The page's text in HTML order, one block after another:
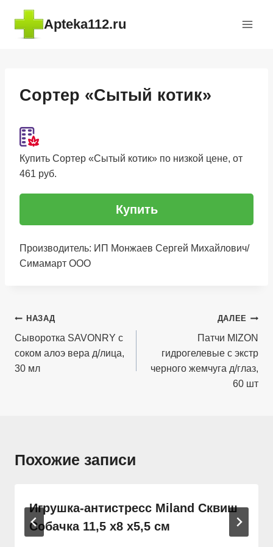
Перейти
содержимому
Apteka112.ru
Сортер «Сытый котик»
Купить Сортер «Сытый котик» по низкой цене, от
461 руб.
Купить
Производитель: ИП Монжаев Сергей Михайлович/
Симамарт ООО
Навигация
по
записям
НАЗАД
Сыворотка SAVONRY с
соком алоэ вера д/лица,
30 мл
ДАЛЕЕ
Патчи MIZON
гидрогелевые с экстр
черного жемчуга д/глаз,
60 шт
Похожие записи
Игрушка-антистресс Miland Сквиш
Собачка 11,5 х8 х5,5 см